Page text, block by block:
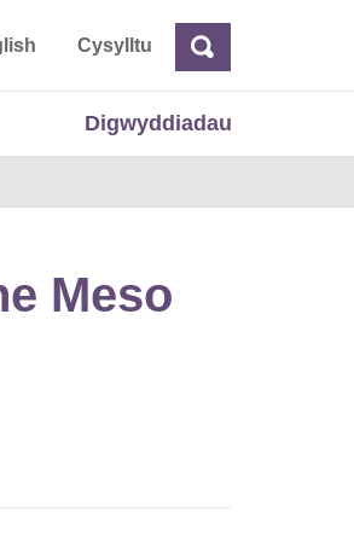
CysylltuChwilio
Digwyddiadau
Meso